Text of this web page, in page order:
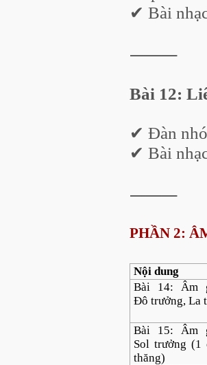
✔ Bài
⸻
Bài 12:
✔ Đàn
✔ Bài
⸻
PHẦN 2:
Nội dung
Bài 14: Âm
Đô trưởng, La
Bài 15: Âm
Sol trưởng (1
thăng)